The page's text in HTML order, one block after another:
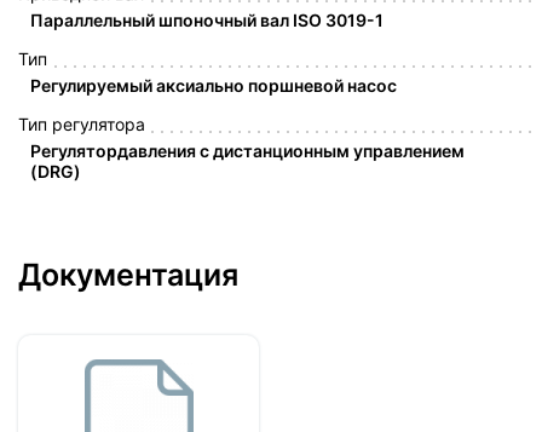
Параллельный шпоночный вал ISO 3019-1
Тип
Регулируемый аксиально поршневой насос
Тип регулятора
Регулятордавления с дистанционным управлением
(DRG)
Документация